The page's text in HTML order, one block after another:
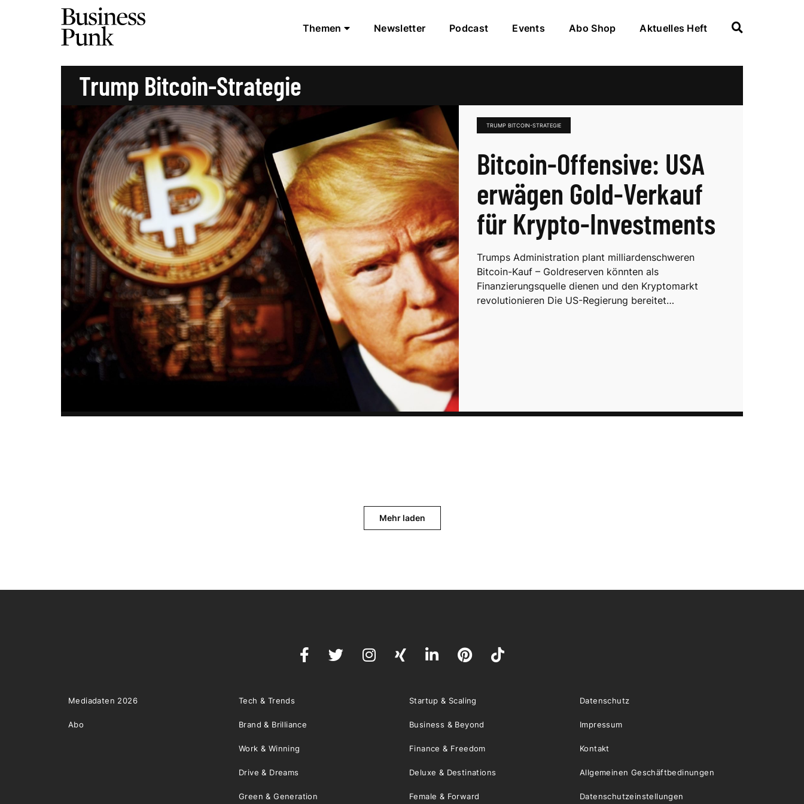
Themen Newsletter Podcast Events Abo Shop Aktuelles Heft
Trump Bitcoin-Strategie
TRUMP BITCOIN-STRATEGIE
Bitcoin-Offensive: USA
erwägen Gold-Verkauf
für Krypto-Investments
Trumps Administration plant milliardenschweren
Bitcoin-Kauf – Goldreserven könnten als
Finanzierungsquelle dienen und den Kryptomarkt
revolutionieren Die US-Regierung bereitet…
Mehr laden
Mediadaten 2026
Abo
Tech & Trends Startup & Scaling
Brand & Brilliance Business & Beyond
Work & Winning Finance & Freedom
Drive & Dreams Deluxe & Destinations
Green & Generation Female & Forward
Datenschutz
Impressum
Kontakt
Allgemeinen Geschäftbedinungen
Datenschutzeinstellungen